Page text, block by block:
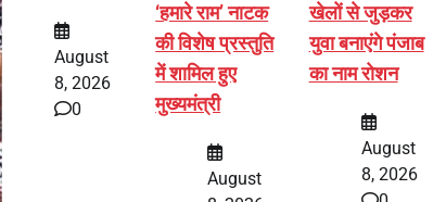
August
8, 2026
0
‘हमारे राम’ नाटक
की विशेष प्रस्तुति
में शामिल हुए
मुख्यमंत्री
August
खेलों से जुड़कर
युवा बनाएंगे पंजाब
का नाम रोशन
August
8, 2026